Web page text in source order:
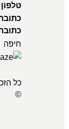
חיפה
©